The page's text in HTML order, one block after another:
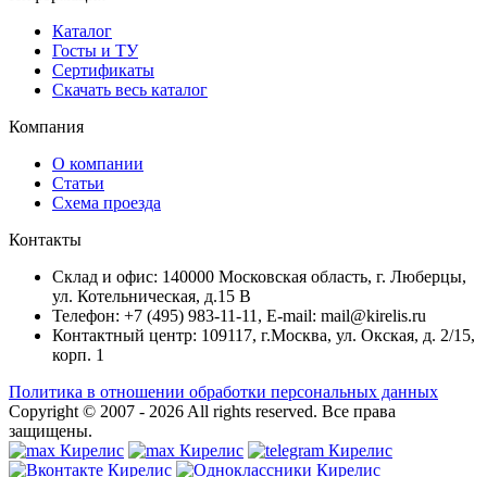
Каталог
Госты и ТУ
Сертификаты
Скачать весь каталог
Компания
О компании
Статьи
Схема проезда
Контакты
Склад и офис: 140000 Московская область, г. Люберцы,
ул. Котельническая, д.15 В
Телефон: +7 (495) 983-11-11, Е-mail: mail@kirelis.ru
Контактный центр: 109117, г.Москва, ул. Окская, д. 2/15,
корп. 1
Политика в отношении обработки персональных данных
Copyright © 2007 - 2026 All rights reserved. Все права
защищены.